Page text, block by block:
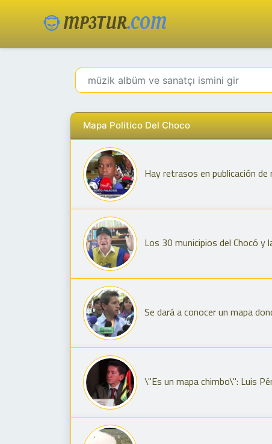
MP3TUR.COM
Mapa Politico Del Choco
Hay retrasos en publicación de
Los 30 municipios del Chocó y
Se dará a conocer un mapa
\"Es un mapa chimbo\": Luis